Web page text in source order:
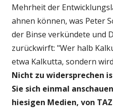
Mehrheit der
ahnen können, was Peter
der Binse verkündete und
zurückwirft: "Wer halb
etwa Kalkutta, sondern
Nicht zu widersprechen
Sie sich einmal
hiesigen Medien, von